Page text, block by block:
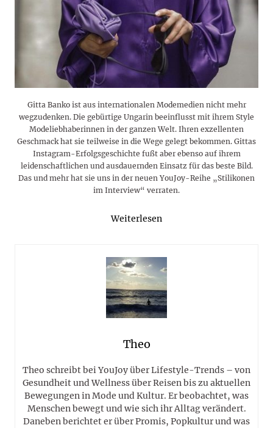
Gitta Banko ist aus internationalen Modemedien nicht mehr
wegzudenken. Die gebürtige Ungarin beeinflusst mit ihrem Style
Modeliebhaberinnen in der ganzen Welt. Ihren exzellenten
Geschmack hat sie teilweise in die Wege gelegt bekommen. Gittas
Instagram-Erfolgsgeschichte fußt aber ebenso auf ihrem
leidenschaftlichen und ausdauernden Einsatz für das beste Bild.
Das und mehr hat sie uns in der neuen YouJoy-Reihe „Stilikonen
im Interview“ verraten.
Weiterlesen
Theo
Theo schreibt bei YouJoy über Lifestyle-Trends – von
Gesundheit und Wellness über Reisen bis zu aktuellen
Bewegungen in Mode und Kultur. Er beobachtet, was
Menschen bewegt und wie sich ihr Alltag verändert.
Daneben berichtet er über Promis, Popkultur und was